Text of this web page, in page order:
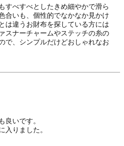
すべすべとしたきめ細やかで滑ら
合いも、個性的でなかなか見かけ
は違うお財布を探している方には
スナーチャームやステッチの糸の
で、シンプルだけどおしゃれなお
良いです。
入りました。